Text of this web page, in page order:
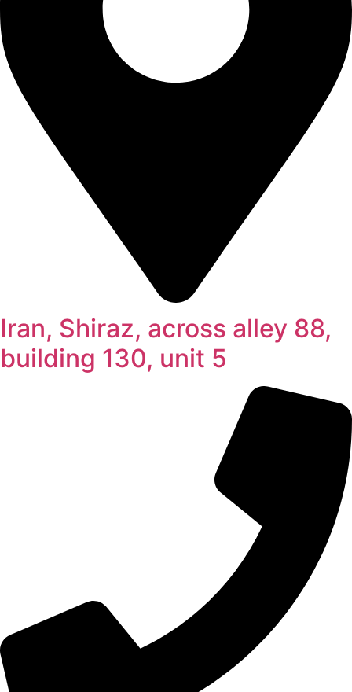
Iran, Shiraz, across alley 88,
building 130, unit 5​